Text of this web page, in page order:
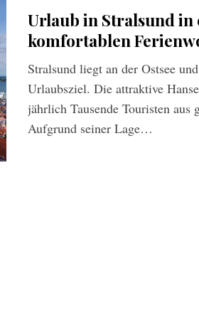
Urlaub in Stralsund in
komfortablen
Stralsund liegt an der Ostsee
Urlaubsziel. Die attraktive
jährlich Tausende Touristen aus
Aufgrund seiner Lage…